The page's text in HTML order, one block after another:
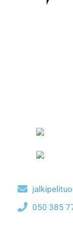
050 385